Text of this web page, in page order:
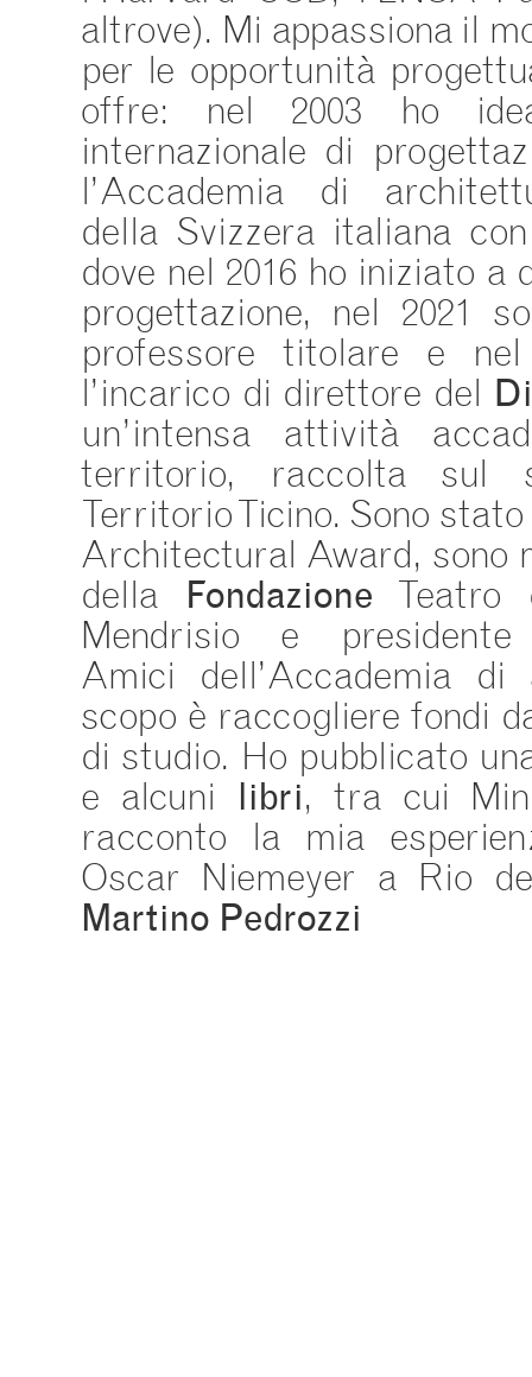
altrove). Mi appassiona il
per le opportunità
offre: nel 2003 ho
internazionale di
l’Accademia di
della Svizzera italiana
dove nel 2016 ho iniziato a
progettazione, nel 2021
professore titolare e
l’incarico di direttore del
un’intensa attività
territorio, raccolta
Territorio Ticino. Sono stato
Architectural Award, sono
della Fondazione Teatro
Mendrisio e presidente
Amici dell’Accademia
scopo è raccogliere fondi
di studio. Ho pubblicato
e alcuni
libri, tra cui
racconto la mia
Oscar Niemeyer a Rio
Martino Pedrozzi